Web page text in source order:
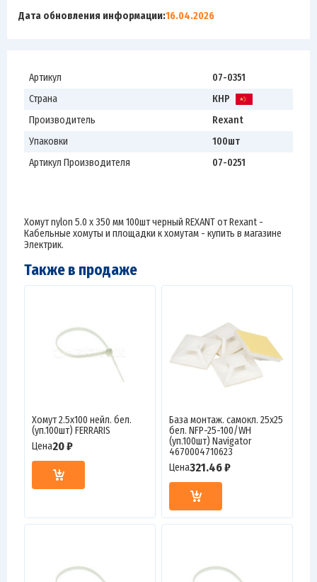
Дата обновления информации:16.04.2026
Артикул
07-0351
Страна
КНР
Производитель
Rexant
Упаковки
100шт
Артикул Производителя
07-0251
Хомут nylon 5.0 х 350 мм 100шт черный REXANT от Rexant -
Кабельные хомуты и площадки к хомутам - купить в магазине
Электрик.
Также в продаже
Хомут 2.5х100 нейл. бел.
(уп.100шт) FERRARIS
Цена20 ₽
База монтаж. самокл. 25х25
бел. NFP-25-100/WH
(уп.100шт) Navigator
4670004710623
Цена321.46 ₽